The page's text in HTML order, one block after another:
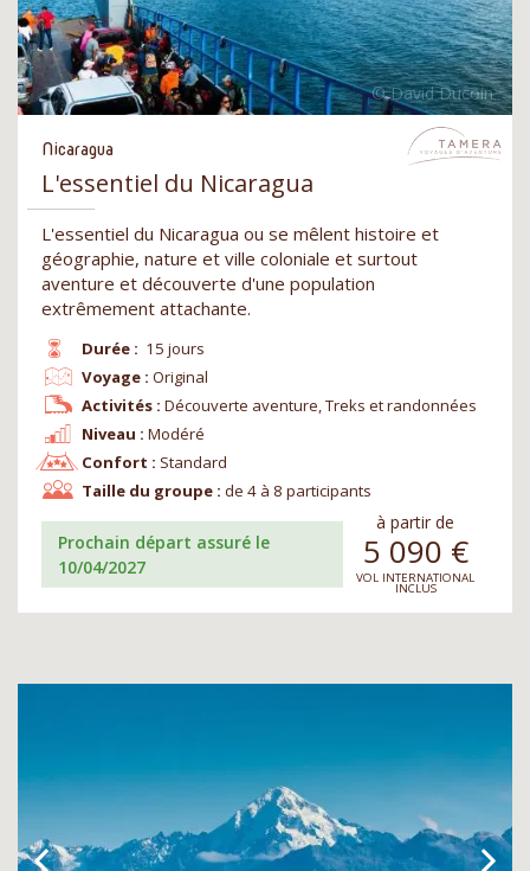
Nicaragua
L'essentiel du Nicaragua
L'essentiel du Nicaragua ou se mêlent histoire et
géographie, nature et ville coloniale et surtout
aventure et découverte d'une population
extrêmement attachante.
Durée : 15 jours
Niveau : Modéré
Voyage : Original
Confort : Standard
Activités : Découverte aventure, Treks et randonnées
Taille du groupe : de 4 à 8 participants
Prochain départ assuré le
10/04/2027
à partir de
5 090 €
VOL INTERNATIONAL
INCLUS